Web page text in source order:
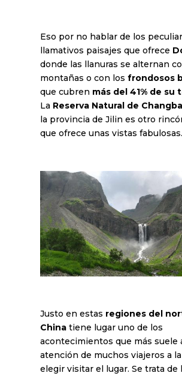
Eso por no hablar de los
llamativos paisajes que ofrece
donde las llanuras se alternan
montañas o con los frondosos
que cubren más del 41% de su
La Reserva Natural de
la provincia de Jilin es otro
que ofrece unas vistas fabulosas.
Justo en estas regiones del
China tiene lugar uno de los
acontecimientos que más suele
atención de muchos viajeros a
elegir visitar el lugar. Se trata de